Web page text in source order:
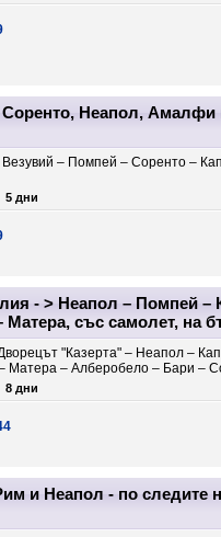
Неапол,
– Помпей – Соренто –
5 дни
- > Неапол – Помпей
със самолет, на
"Казерта" – Неапол –
Матера – Алберобело – Бари –
8 дни
и Неапол - по следите